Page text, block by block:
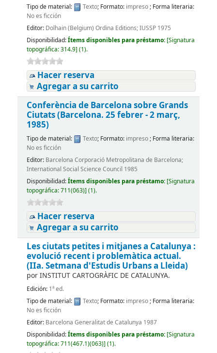
Tipo de material: Texto; Formato: impreso; Forma literaria:
No es ficción
Editor: Dolhain (Belgium) Ordina Editions; IUSSP 1975
Disponibilidad:Ítems disponibles para préstamo: [Signatura
topográfica:314.9] (1).
Hacer reserva
Agregar a su carrito
Conferència de Barcelona sobre Grands
Ciutats (Barcelona. 25 febrer - 2 març,
1985)
Tipo de material: Texto; Formato: impreso; Forma literaria:
No es ficción
Editor: Barcelona Corporació Metropolitana de Barcelona;
International Social Science Council 1985
Disponibilidad:Ítems disponibles para préstamo: [Signatura
topográfica:711(063)] (1).
Hacer reserva
Agregar a su carrito
Les ciutats petites i mitjanes a Catalunya :
evolució recent i problemàtica actual.
(IIa. Setmana d'Estudis Urbans a Lleida)
porINSTITUT CARTOGRÀFIC DE CATALUNYA.
Edición: 1ª ed.
Tipo de material:
Texto; Formato: impreso; Forma literaria:
No es ficción
Editor: Barcelona Generalitat de Catalunya 1987
Disponibilidad:Ítems disponibles para préstamo: [Signatura
topográfica:711(467.1)(063)] (1).